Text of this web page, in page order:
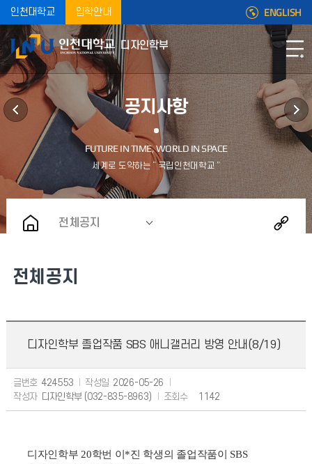
인천대학교 입학안내 ENGLISH
디자인학부
공지사항
전체공지
전체공지
디자인학부 졸업작품 SBS 애니갤러리 방영 안내(8/19)
글번호 424553 작성일 2026-05-26
작성자
디자인학부 (032-835-8963) 조회수 1142
디자인학부 20학번 이*진 학생의 졸업작품이 SBS